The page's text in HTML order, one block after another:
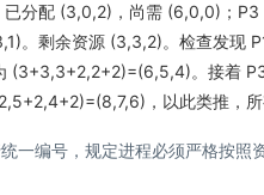
分配 (3,0,2)，尚需 (6,0,0)；P3
。剩余资源 (3,3,2)。检查发现
(3+3,3+2,2+2)=(6,5,4)。接着
，以此类推，所
一编号，规定进程必须严格按